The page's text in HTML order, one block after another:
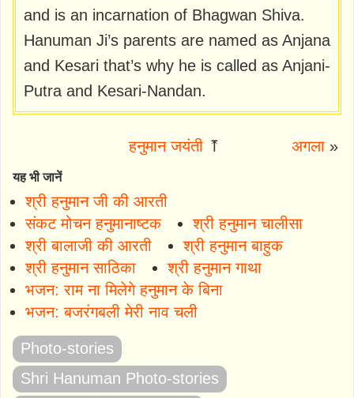
and is an incarnation of Bhagwan Shiva.
Hanuman Ji’s parents are named as Anjana
and Kesari that’s why he is called as Anjani-
Putra and Kesari-Nandan.
हनुमान जयंती ⤒ अगला»
यह भी जानें
श्री हनुमान जी की आरती
संकट मोचन हनुमानाष्टक
श्री हनुमान चालीसा
श्री बालाजी की आरती
श्री हनुमान बाहुक
श्री हनुमान साठिका
श्री हनुमान गाथा
भजन: राम ना मिलेगे हनुमान के बिना
भजन: बजरंगबली मेरी नाव चली
Photo-stories
Shri Hanuman Photo-stories